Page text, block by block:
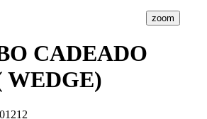
zoom
CADEADO
WEDGE)